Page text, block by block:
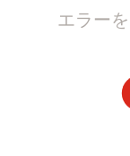
エラー